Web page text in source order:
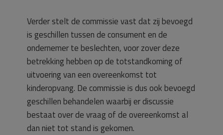
Verder stelt de commissie vast dat zij bevoegd
is geschillen tussen de consument en de
ondernemer te beslechten, voor zover deze
betrekking hebben op de totstandkoming of
uitvoering van een overeenkomst tot
kinderopvang. De commissie is dus ook bevoegd
geschillen behandelen waarbij er discussie
bestaat over de vraag of de overeenkomst al
dan niet tot stand is gekomen.